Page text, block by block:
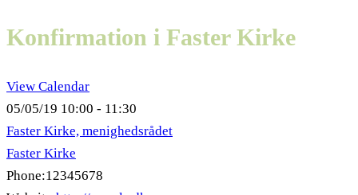
Konfirmation i Faster Kirke
View Calendar
05/05/19 10:00 - 11:30
Faster Kirke, menighedsrådet
Faster Kirke
Phone:12345678